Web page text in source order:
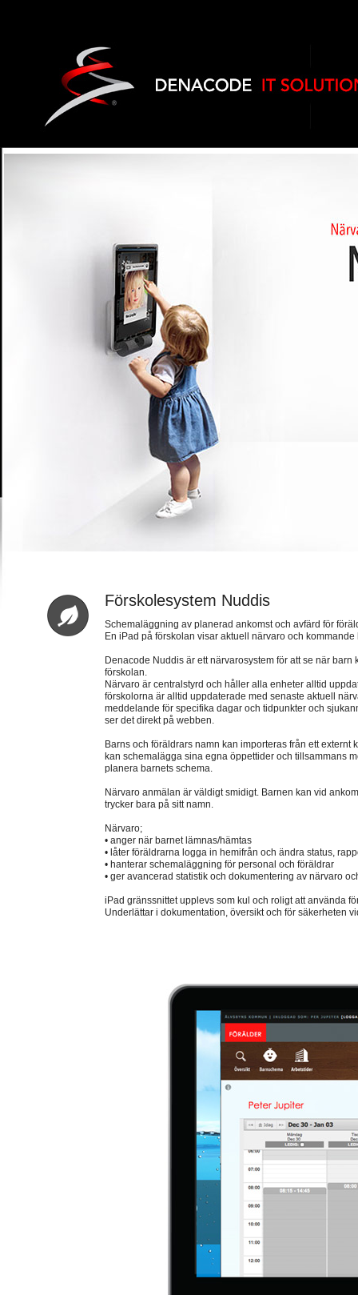
Förskolesystem Nuddis
Schemaläggning av planerad ankomst och avfärd för
En iPad på förskolan visar aktuell närvaro och
Denacode Nuddis är ett närvarosystem för att se när barn
förskolan.
Närvaro är centralstyrd och håller alla enheter alltid
förskolorna är alltid uppdaterade med senaste aktuell
meddelande för specifika dagar och tidpunkter och
ser det direkt på webben.
Barns och föräldrars namn kan importeras från ett externt
kan schemalägga sina egna öppettider och tillsammans
planera barnets schema.
Närvaro anmälan är väldigt smidigt. Barnen kan vid
trycker bara på sitt namn.
Närvaro;
• anger när barnet lämnas/hämtas
• låter föräldrarna logga in hemifrån och ändra status,
• hanterar schemaläggning för personal och föräldrar
• ger avancerad statistik och dokumentering av närvaro
iPad gränssnittet upplevs som kul och roligt att använda
Underlättar i dokumentation, översikt och för säkerheten